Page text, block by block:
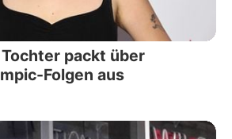
packt über
Folgen aus